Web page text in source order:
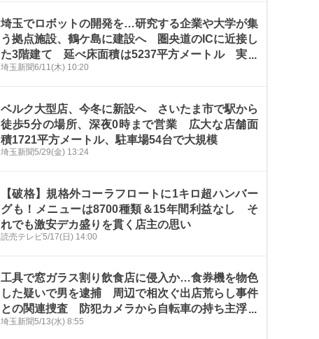
埼玉でロボットの開発を…研究する企業や大学が集
う拠点施設、鶴ケ島に建設へ 圏央道のICに近接し
た3階建て 延べ床面積は5237平方メートル 実際
の生活環境に近い条件での実験も可能に
埼玉新聞6/11(木) 10:20
ベルク大型店、今冬に新設へ さいたま市で駅から
徒歩5分の場所、深夜0時まで営業 広大な店舗面
積1721平方メートル、駐車場54台で大規模
埼玉新聞5/29(金) 13:24
【破格】規格外コーラフロートに1キロ超ハンバー
グも！メニューは8700種類＆15年間利益なし そ
れでも激安デカ盛りを貫く店主の思い
読売テレビ5/17(日) 14:00
工具で窓ガラス割り飲食店に侵入か…食券機を物色
した疑いで男を逮捕 周辺で相次ぐ出店荒らし事件
との関連捜査 防犯カメラから自転車の持ち主浮上
「泥棒しようと思ったことない」と容疑を否認する
埼玉新聞5/13(水) 8:55